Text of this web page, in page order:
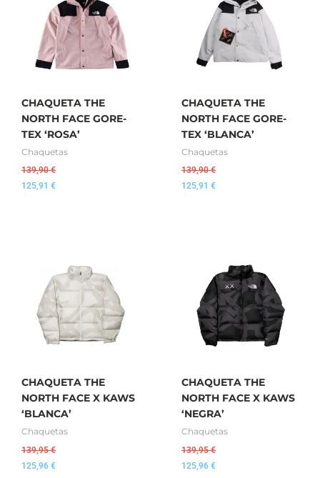
CHAQUETA THE
NORTH FACE GORE-
TEX ‘ROSA’
Chaquetas
139,90€
125,91 €
CHAQUETA THE
NORTH FACE GORE-
TEX ‘BLANCA’
Chaquetas
139,90€
125,91 €
CHAQUETA THE
NORTH FACE X KAWS
‘BLANCA’
Chaquetas
139,95€
125,96 €
CHAQUETA THE
NORTH FACE X KAWS
‘NEGRA’
Chaquetas
139,95€
125,96 €